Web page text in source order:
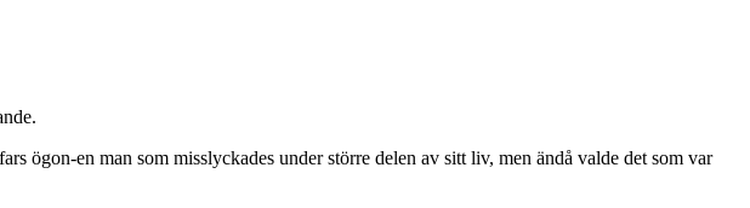
ögon-en man som misslyckades under större delen av sitt liv, men ändå valde det som var